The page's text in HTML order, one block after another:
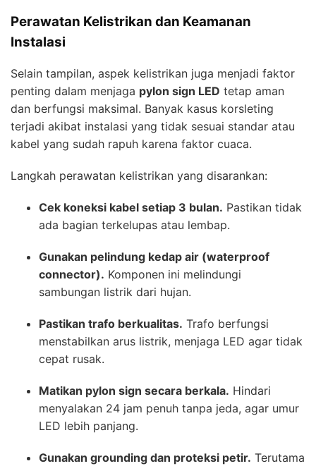
Perawatan Kelistrikan dan Keamanan
Instalasi
Selain tampilan, aspek kelistrikan juga menjadi faktor
penting dalam menjaga pylon sign LED tetap aman
dan berfungsi maksimal. Banyak kasus korsleting
terjadi akibat instalasi yang tidak sesuai standar atau
kabel yang sudah rapuh karena faktor cuaca.
Langkah perawatan kelistrikan yang disarankan:
Cek koneksi kabel setiap 3 bulan. Pastikan tidak
ada bagian terkelupas atau lembap.
Gunakan pelindung kedap air (waterproof
connector). Komponen ini melindungi
sambungan listrik dari hujan.
Pastikan trafo berkualitas. Trafo berfungsi
menstabilkan arus listrik, menjaga LED agar tidak
cepat rusak.
Matikan pylon sign secara berkala. Hindari
menyalakan 24 jam penuh tanpa jeda, agar umur
LED lebih panjang.
Gunakan grounding dan proteksi petir. Terutama